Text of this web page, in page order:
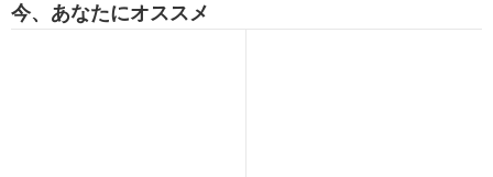
今、あなたにオススメ